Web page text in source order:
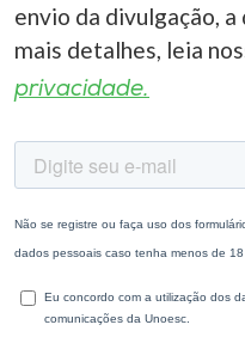
envio da divulgação,
mais detalhes, leia
privacidade.